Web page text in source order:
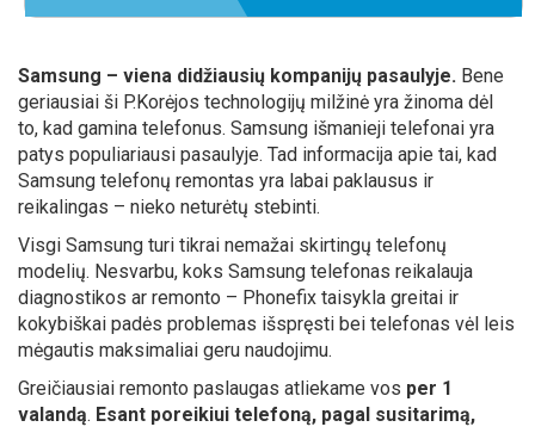
Samsung – viena didžiausių kompanijų pasaulyje. Bene
geriausiai ši P.Korėjos technologijų milžinė yra žinoma dėl
to, kad gamina telefonus. Samsung išmanieji telefonai yra
patys populiariausi pasaulyje. Tad informacija apie tai, kad
Samsung telefonų remontas yra labai paklausus ir
reikalingas – nieko neturėtų stebinti.
Visgi Samsung turi tikrai nemažai skirtingų telefonų
modelių. Nesvarbu, koks Samsung telefonas reikalauja
diagnostikos ar remonto – Phonefix taisykla greitai ir
kokybiškai padės problemas išspręsti bei telefonas vėl leis
mėgautis maksimaliai geru naudojimu.
Greičiausiai remonto paslaugas atliekame vos per 1
valandą. Esant poreikiui telefoną, pagal susitarimą,